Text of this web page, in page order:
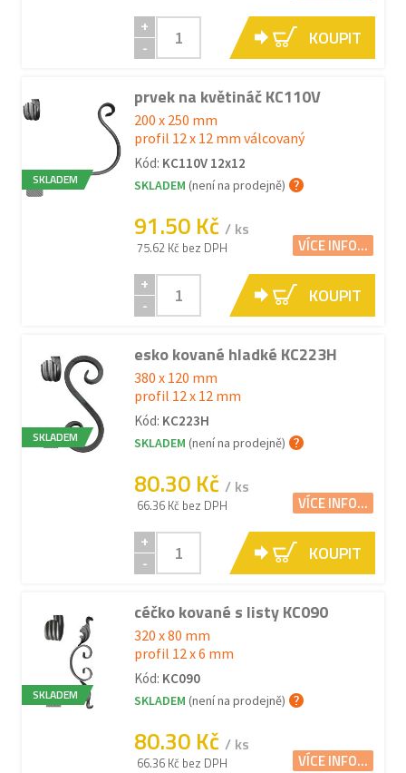
+
-
KOUPIT
SKLADEM
prvek na květináč KC110V
200 x 250 mm
profil 12 x 12 mm válcovaný
Kód: KC110V 12x12
SKLADEM (není na prodejně)
91.50 Kč / ks
75.62 Kč bez DPH VÍCE INFO...
+
-
KOUPIT
SKLADEM
esko kované hladké KC223H
380 x 120 mm
profil 12 x 12 mm
Kód: KC223H
SKLADEM (není na prodejně)
80.30 Kč / ks
66.36 Kč bez DPH VÍCE INFO...
+
-
KOUPIT
SKLADEM
céčko kované s listy KC090
320 x 80 mm
profil 12 x 6 mm
Kód: KC090
SKLADEM (není na prodejně)
80.30 Kč / ks
66.36 Kč bez DPH VÍCE INFO...